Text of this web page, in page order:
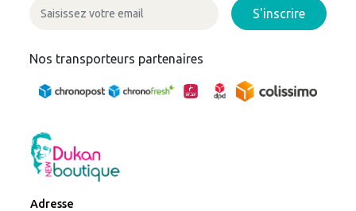
S'inscrire
Nos transporteurs partenaires
Adresse